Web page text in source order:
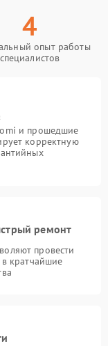
4
опыт работы
специалистов
и прошедшие
корректную
ремонт
провести
в кратчайшие